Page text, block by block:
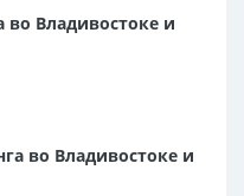
во Владивостоке и
во Владивостоке и